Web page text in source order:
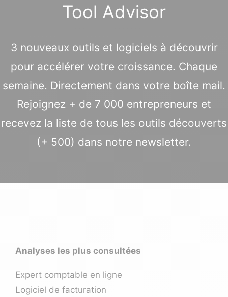
Tool Advisor
3 nouveaux outils et logiciels à découvrir
pour accélérer votre croissance. Chaque
semaine. Directement dans votre boîte mail.
Rejoignez + de 7 000 entrepreneurs et
recevez la liste de tous les outils découverts
(+ 500) dans notre newsletter.
Analyses les plus consultées
Expert comptable en ligne
Logiciel de facturation